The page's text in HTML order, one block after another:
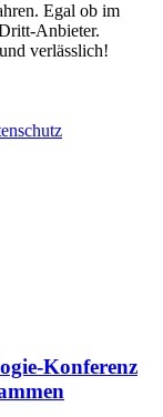
Egal ob im
Anbieter.
verlässlich!
Konferenz